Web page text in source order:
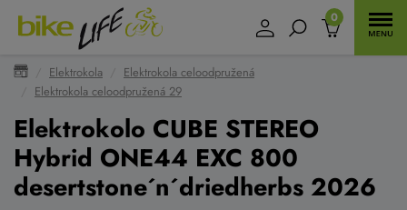
0
Elektrokola
Elektrokola celoodpružená
Elektrokola celoodpružená 29
Elektrokolo CUBE STEREO
Hybrid ONE44 EXC 800
desertstone´n´driedherbs 2026